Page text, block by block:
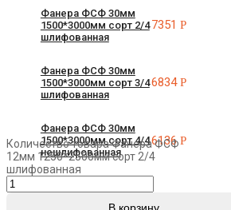
Фанера ФСФ 30мм
1500*3000мм сорт 2/4
шлифованная
7351Р
Фанера ФСФ 30мм
1500*3000мм сорт 3/4
шлифованная
6834Р
Фанера ФСФ 30мм
1500*3000мм сорт 4/4
нешлифованная
6136Р
Количество товара Фанера ФСФ
12мм 1250*2500мм сорт 2/4
шлифованная